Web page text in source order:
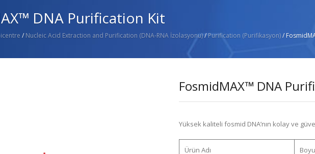
DNA Purification Kit
/ Nucleic Acid Extraction and Purification (DNA-RNA İzolasyonu)/Purification (Purifikasyon)/
FosmidMAX™ DNA
Yüksek kaliteli fosmid DNA’nın kolay ve
Ürün Adı